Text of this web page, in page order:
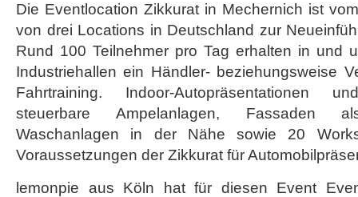
Die Eventlocation Zikkurat in Mechernich ist
von drei Locations in Deutschland zur
Rund 100 Teilnehmer pro Tag erhalten in und
Industriehallen ein Händler- beziehungsweise
Fahrtraining. Indoor-Autopräsentationen
steuerbare Ampelanlagen, Fassaden
Waschanlagen in der Nähe sowie 20
Voraussetzungen der Zikkurat für
lemonpie aus Köln hat für diesen Event